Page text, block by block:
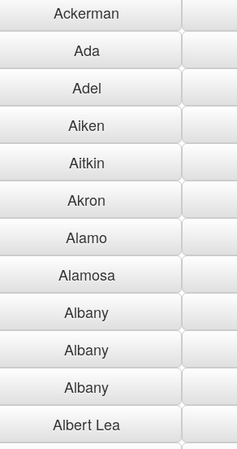
Ackerman
Ada
Adel
Aiken
Aitkin
Akron
Alamo
Alamosa
Albany
Albany
Albany
Albert Lea